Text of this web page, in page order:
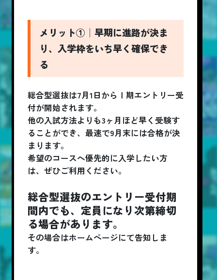
メリット①│早期に進路が決ま
り、入学枠をいち早く確保でき
る
総合型選抜は7月1日からⅠ期エントリー受
付が開始されます。
他の入試方法よりも3ヶ月ほど早く受験す
ることができ、最速で9月末には合格が決
まります。
希望のコースへ優先的に入学したい方
は、ぜひご利用ください。
総合型選抜のエントリー受付期
間内でも、定員になり次第締切
る場合があります。
その場合はホームページにて告知しま
す。